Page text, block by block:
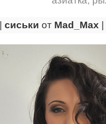
сиськи от Mad_Max